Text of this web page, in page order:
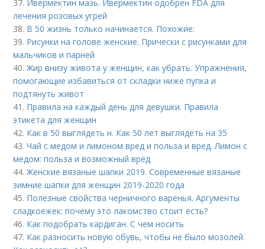
37. Ивермектин мазь. Ивермектин одобрен FDA для
лечения розовых угрей
38. В 50 жизнь только начинается. Похожие:
39. Рисунки на голове женские. Прически с рисунками для
мальчиков и парней
40.Жир внизу живота у женщин, как убрать. Упражнения,
помогающие избавиться от складки ниже пупка и
подтянуть живот
41. Правила на каждый день для девушки. Правила
этикета для женщин
42. Как в 50 выглядеть н. Как 50 лет выглядеть на 35
43.Чай с медом и лимоном вред и польза и вред. Лимон с
медом: польза и возможный вред
44.Женские вязаные шапки 2019. Современные вязаные
зимние шапки для женщин 2019-2020 года
45. Полезные свойства черничного варенья. Аргументы
сладкоежек: почему это лакомство стоит есть?
46. Как подобрать кардиган. С чем носить
47. Как разносить новую обувь, чтобы не было мозолей.